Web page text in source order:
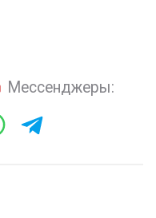
Мессенджеры: